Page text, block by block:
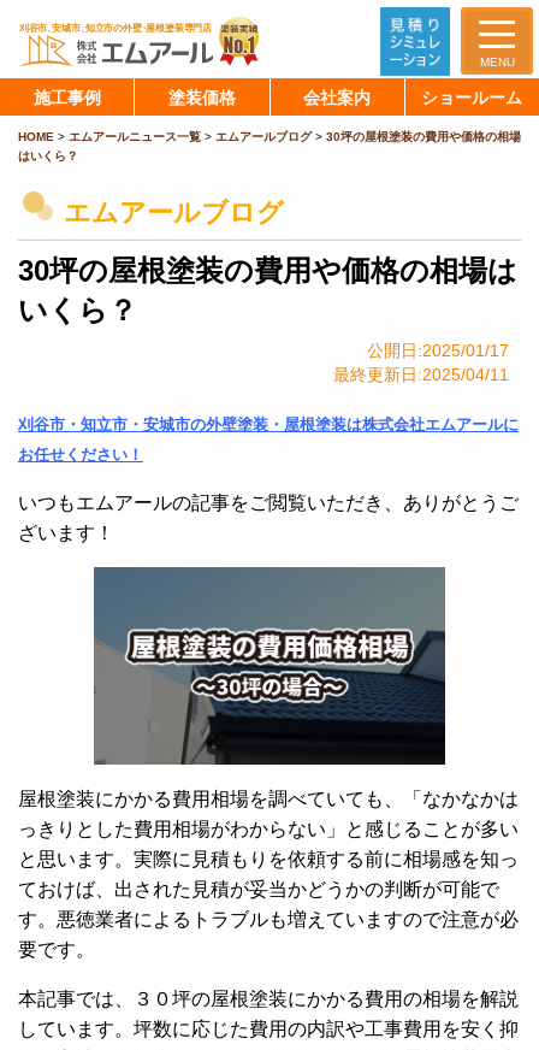
MENU
施工事例 塗装価格 会社案内 ショールーム
HOME > エムアールニュース一覧 > エムアールブログ> 30坪の屋根塗装の費用や価格の相場
はいくら？
エムアールブログ
30坪の屋根塗装の費用や価格の相場は
いくら？
公開日:2025/01/17
最終更新日:2025/04/11
刈谷市・知立市・安城市の外壁塗装・屋根塗装は株式会社エムアールに
お任せください！
いつもエムアールの記事をご閲覧いただき、ありがとうご
ざいます！
屋根塗装にかかる費用相場を調べていても、「なかなかは
っきりとした費用相場がわからない」と感じることが多い
と思います。実際に見積もりを依頼する前に相場感を知っ
ておけば、出された見積が妥当かどうかの判断が可能で
す。悪徳業者によるトラブルも増えていますので注意が必
要です。
本記事では、３０坪の屋根塗装にかかる費用の相場を解説
しています。坪数に応じた費用の内訳や工事費用を安く抑